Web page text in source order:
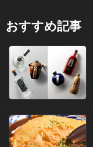
おすすめ記事